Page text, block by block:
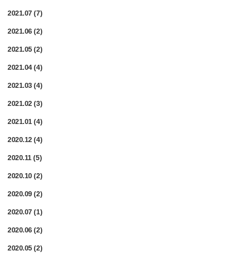
2021.07(7)
2021.06(2)
2021.05(2)
2021.04(4)
2021.03(4)
2021.02(3)
2021.01(4)
2020.12(4)
2020.11(5)
2020.10(2)
2020.09(2)
2020.07(1)
2020.06(2)
2020.05(2)